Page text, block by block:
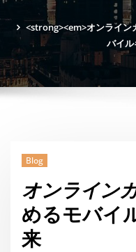
<strong><em>オンライ
バイ
Blog
オンライン
めるモバイ
来